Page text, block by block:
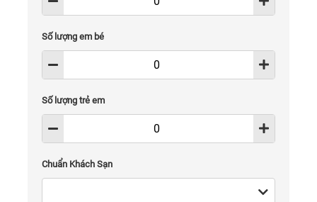
Số lượng em bé
Số lượng trẻ em
Chuẩn Khách Sạn